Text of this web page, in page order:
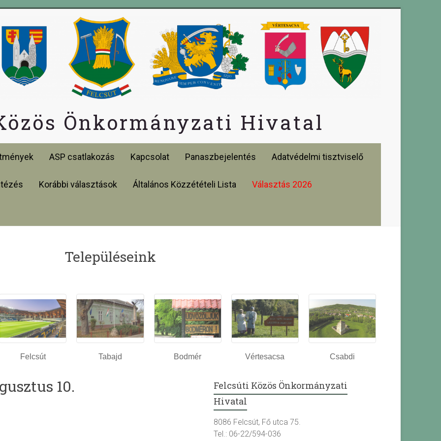
Önkormányzati Hivatal
ASP csatlakozás Kapcsolat Panaszbejelentés Adatvédelmi tisztviselő
Korábbi választások Általános Közzétételi Lista Választás 2026
Településeink
Felcsút Tabajd Bodmér Vértesacsa Csabdi
10.
Felcsúti Közös Önkormányzati
Hivatal
8086 Felcsút, Fő utca 75.
Tel.: 06-22/594-036